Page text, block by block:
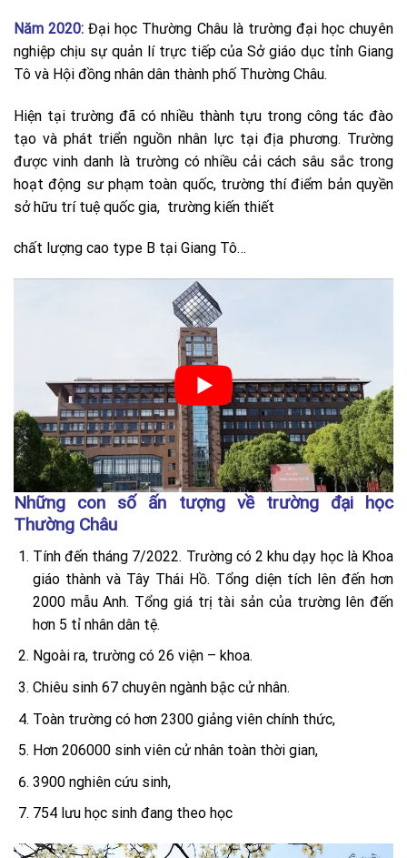
Năm 2020: Đại học Thường Châu là trường đại học chuyên
nghiệp chịu sự quản lí trực tiếp của Sở giáo dục tỉnh Giang
Tô và Hội đồng nhân dân thành phố Thường Châu.
Hiện tại trường đã có nhiều thành tựu trong công tác đào
tạo và phát triển nguồn nhân lực tại địa phương. Trường
được vinh danh là trường có nhiều cải cách sâu sắc trong
hoạt động sư phạm toàn quốc, trường thí điểm bản quyền
sở hữu trí tuệ quốc gia, trường kiến thiết
chất lượng cao type B tại Giang Tô…
Những con số ấn tượng về trường đại học
Thường Châu
Tính đến tháng 7/2022. Trường có 2 khu dạy học là Khoa
giáo thành và Tây Thái Hồ. Tổng diện tích lên đến hơn
2000 mẫu Anh. Tổng giá trị tài sản của trường lên đến
hơn 5 tỉ nhân dân tệ.
Ngoài ra, trường có 26 viện – khoa.
Chiêu sinh 67 chuyên ngành bậc cử nhân.
Toàn trường có hơn 2300 giảng viên chính thức,
Hơn 206000 sinh viên cử nhân toàn thời gian,
3900 nghiên cứu sinh,
754 lưu học sinh đang theo học